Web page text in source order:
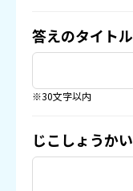
答えのタイトル
※30文字以内
じこしょうかい